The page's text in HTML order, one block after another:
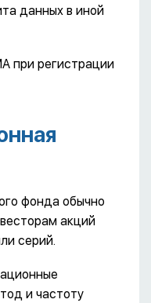
данных в иной
при регистрации
фонда обычно
акций
серий.
и частоту